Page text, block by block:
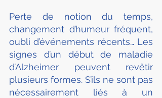
Perte de notion du temps,
changement d’humeur fréquent,
oubli d’événements récents… Les
signes d’un début de maladie
d’Alzheimer peuvent revêtir
plusieurs formes. S’ils ne sont pas
nécessairement liés à un